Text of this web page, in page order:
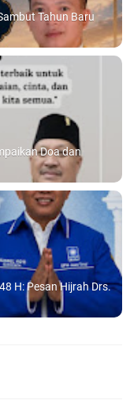
Tahun Baru
Doa dan
H: Pesan Hijrah Drs.